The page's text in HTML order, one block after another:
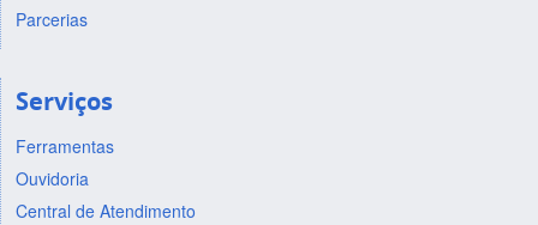
Parcerias
Serviços
Ferramentas
Ouvidoria
Central de Atendimento